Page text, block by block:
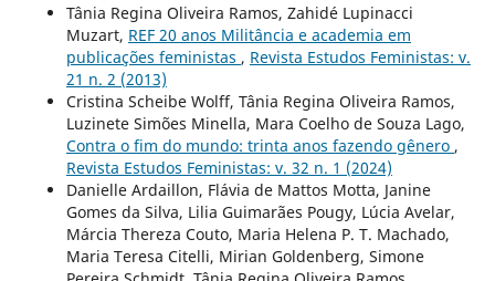
Tânia Regina Oliveira Ramos, Zahidé Lupinacci
Muzart, REF 20 anos Militância e academia em
publicações feministas , Revista Estudos Feministas: v.
21 n. 2 (2013)
Cristina Scheibe Wolff, Tânia Regina Oliveira Ramos,
Luzinete Simões Minella, Mara Coelho de Souza Lago,
Contra o fim do mundo: trinta anos fazendo gênero ,
Revista Estudos Feministas: v. 32 n. 1 (2024)
Danielle Ardaillon, Flávia de Mattos Motta, Janine
Gomes da Silva, Lilia Guimarães Pougy, Lúcia Avelar,
Márcia Thereza Couto, Maria Helena P. T. Machado,
Maria Teresa Citelli, Mirian Goldenberg, Simone